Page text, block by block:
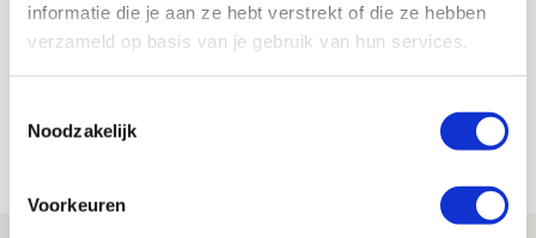
informatie die je aan ze hebt verstrekt of die ze hebben
verzameld op basis van je gebruik van hun services.
Noodzakelijk
Voorkeuren
Bekijk alle berichten van Sander
Zeldenrijk